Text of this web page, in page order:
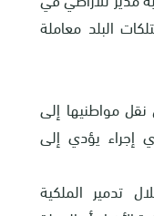
البلد معاملة
نقل مواطنيها إلى
إجراء يؤدي إلى
تدمير الملكية